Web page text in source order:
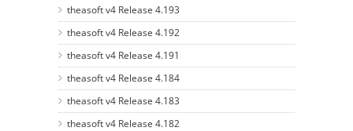
theasoft v4 Release 4.193
theasoft v4 Release 4.192
theasoft v4 Release 4.191
theasoft v4 Release 4.184
theasoft v4 Release 4.183
theasoft v4 Release 4.182